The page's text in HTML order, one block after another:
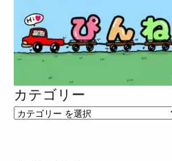
カテゴリー